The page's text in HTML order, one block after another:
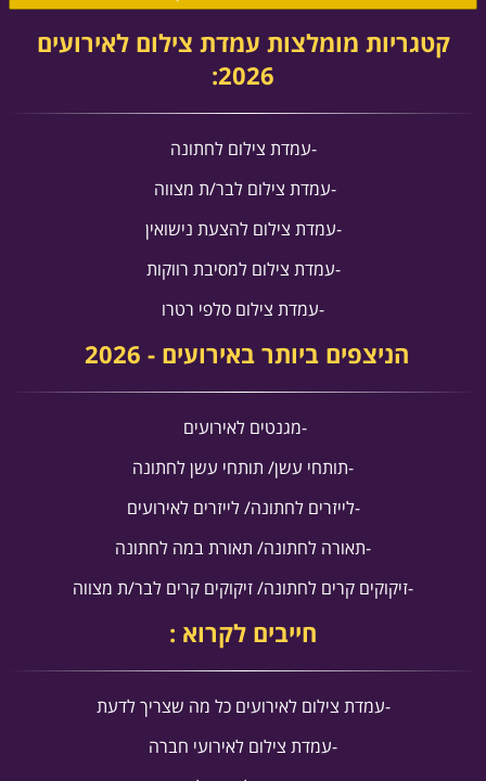
קטגריות מומלצות עמדת צילום לאירועים
2026:
-עמדת צילום לחתונה
-עמדת צילום לבר/ת מצווה
-עמדת צילום להצעת נישואין
-עמדת צילום למסיבת רווקות
-עמדת צילום סלפי רטרו
הניצפים ביותר באירועים - 2026
​​​​​​​-מגנטים לאירועים
-תותחי עשן/ תותחי עשן לחתונה
-לייזרים לחתונה/ לייזרים לאירועים
-תאורה לחתונה/ תאורת במה לחתונה
-זיקוקים קרים לחתונה/ זיקוקים קרים לבר/ת מצווה
חייבים לקרוא :
-עמדת צילום לאירועים כל מה שצריך לדעת
-עמדת צילום לאירועי חברה